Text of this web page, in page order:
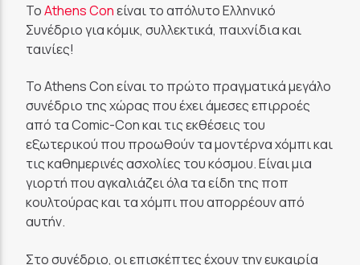
ΤοAthens Conείναι το απόλυτο Ελληνικό
Συνέδριο για κόμικ, συλλεκτικά, παιχνίδια και
ταινίες!
To Athens Con είναι το πρώτο πραγματικά μεγάλο
συνέδριο της χώρας που έχει άμεσες επιρροές
από τα Comic-Con και τις εκθέσεις του
εξωτερικού που προωθούν τα μοντέρνα χόμπι και
τις καθημερινές ασχολίες του κόσμου. Είναι μια
γιορτή που αγκαλιάζει όλα τα είδη της ποπ
κουλτούρας και τα χόμπι που απορρέουν από
αυτήν.
Στο συνέδριο, οι επισκέπτες έχουν την ευκαιρία